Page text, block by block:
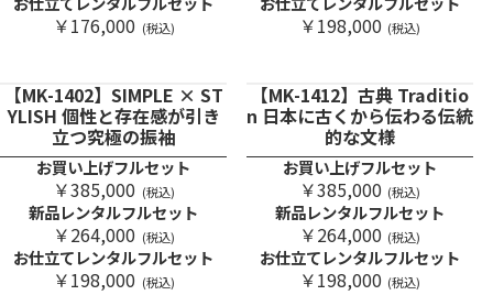
￥176,000 (税込) ￥198,000 (税込)
【MK-1402】SIMPLE × ST
YLISH 個性と存在感が引き
立つ究極の振袖
お買い上げフルセット
￥385,000 (税込)
新品レンタルフルセット
￥264,000 (税込)
お仕立てレンタルフルセット
￥198,000 (税込)
【MK-1412】古典 Traditio
n 日本に古くから伝わる伝統
的な文様
お買い上げフルセット
￥385,000 (税込)
新品レンタルフルセット
￥264,000 (税込)
お仕立てレンタルフルセット
￥198,000 (税込)